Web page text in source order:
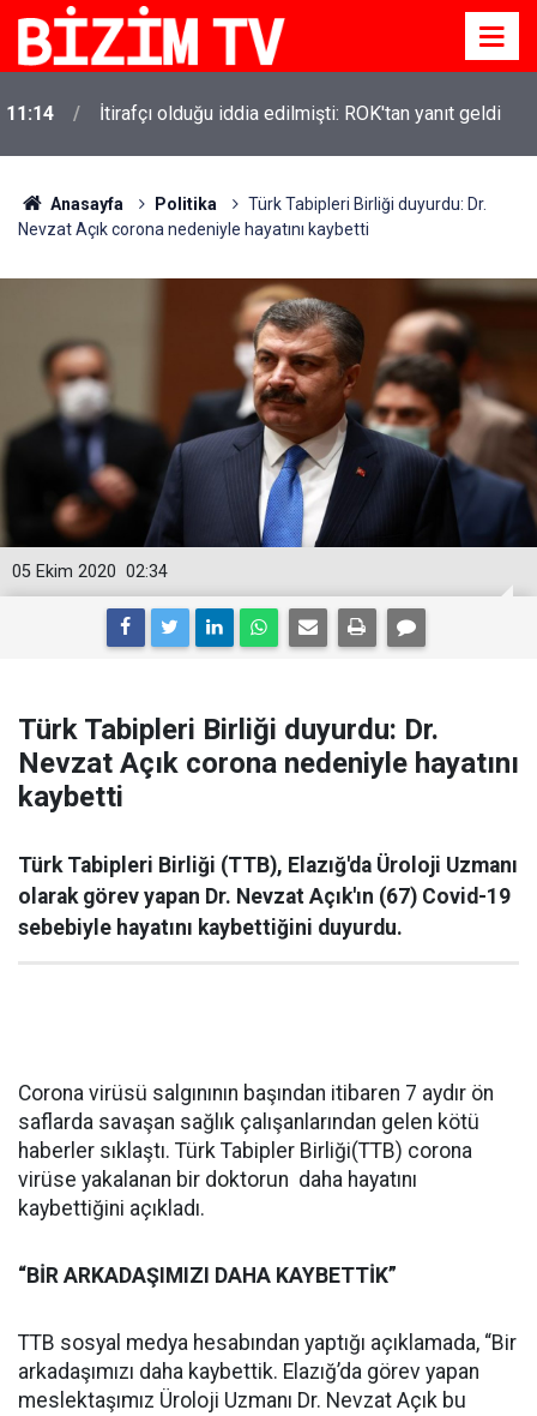
11:14 İtirafçı olduğu iddia edilmişti: ROK'tan yanıt geldi
Anasayfa Politika
Türk Tabipleri Birliği duyurdu: Dr.
Nevzat Açık corona nedeniyle hayatını kaybetti
02:34
05 Ekim 2020
Türk Tabipleri Birliği duyurdu: Dr.
Nevzat Açık corona nedeniyle hayatını
kaybetti
Türk Tabipleri Birliği (TTB), Elazığ'da Üroloji Uzmanı
olarak görev yapan Dr. Nevzat Açık'ın (67) Covid-19
sebebiyle hayatını kaybettiğini duyurdu.
Corona virüsü salgınının başından itibaren 7 aydır ön
saflarda savaşan sağlık çalışanlarından gelen kötü
haberler sıklaştı. Türk Tabipler Birliği(TTB) corona
virüse yakalanan bir doktorun daha hayatını
kaybettiğini açıkladı.
“BİR ARKADAŞIMIZI DAHA KAYBETTİK”
TTB sosyal medya hesabından yaptığı açıklamada, “Bir
arkadaşımızı daha kaybettik. Elazığ’da görev yapan
meslektaşımız Üroloji Uzmanı Dr. Nevzat Açık bu